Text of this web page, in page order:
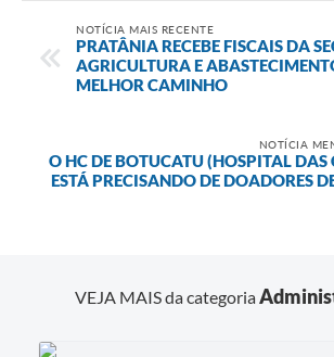
NOTÍCIA MAIS RECENTE
PRATÂNIA RECEBE FISCAIS DA
AGRICULTURA E
MELHOR CAMINHO
NOTÍCIA
O HC DE BOTUCATU (HOSPITAL DAS
ESTÁ PRECISANDO DE DOADORES
VEJA MAIS da categoria